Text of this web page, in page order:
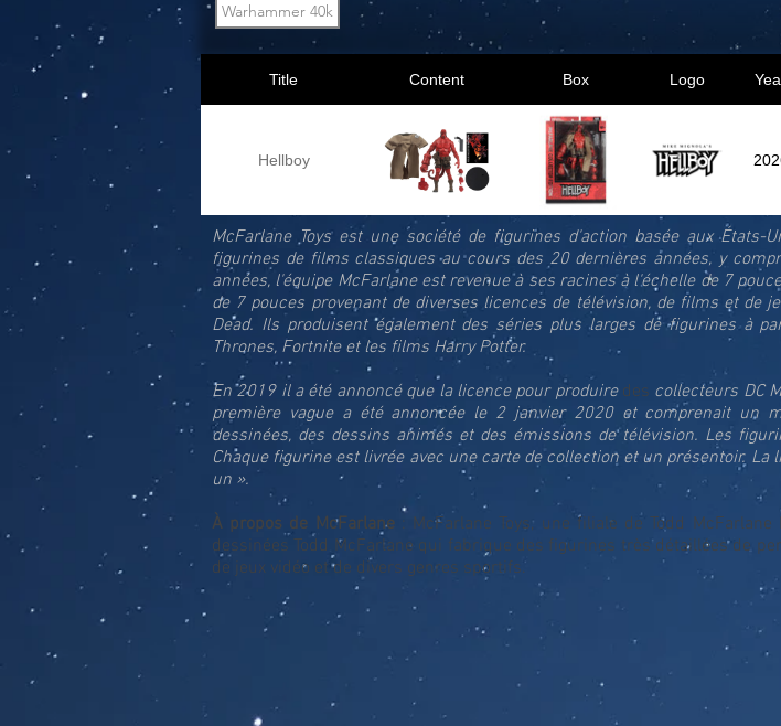
Warhammer 40k
Title Content Box Logo
Hellboy
McFarlane Toys est une société de figurines d'action basée aux
figurines de films classiques au cours des 20 dernières années, y
années, l'équipe McFarlane est revenue à ses racines à l'échelle de 7
de 7 pouces provenant de diverses licences de télévision, de films et de
Dead. Ils produisent également des séries plus larges de figurines à
Thrones, Fortnite et les films Harry Potter.
En 2019 il a été annoncé que la licence pour produiredes collecteurs DC
première vague a été annoncée le 2 janvier 2020 et comprenait un
dessinées, des dessins animés et des émissions de télévision. Les
Chaque figurine est livrée avec une carte de collection et un présentoir.
un ».
À propos de McFarlane: McFarlane Toys, une filiale de Todd
dessinées Todd McFarlane qui fabrique des figurines très détaillées de
de jeux vidéo et de divers genres sportifs.